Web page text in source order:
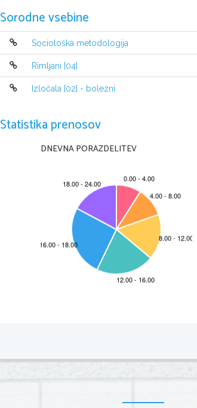
raziskovanja
odvrgli raziskovalne
njene slike. So pa
oblaki   so   zabeležile
svetlobne bliske.
Sondo Magellan, ki
zelo močnim
od premera 160 km
jarke. Dolgi so do
Prišli so do
Planet Merkur je
in je najbližji soncu.
ali   dve   tretjini
odbija   Sončno
Na in K. Trčenja z
Sorodne vsebine
Sociološka metodologija
Rimljani [04]
Izločala [02] - bolezni
Statistika prenosov
DNEVNA PORAZDELITEV